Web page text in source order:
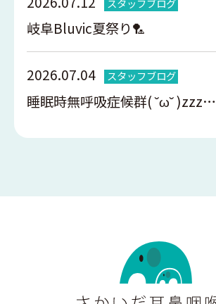
スタッフブログ
岐阜Bluvic夏祭り🏸
2026.07.04 スタッフブログ
睡眠時無呼吸症候群( ˘ω˘ )zzz…